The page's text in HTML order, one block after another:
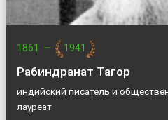
1861 — 1941
Рабиндранат Тагор
индийский писатель и
лауреат